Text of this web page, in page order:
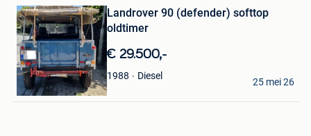
in
Mijn
Favorieten
Landrover 90 (defender) softtop
oldtimer
€ 29.500,-
1988 Diesel
J. Huysentruyt
Kortrijk
25 mei 26